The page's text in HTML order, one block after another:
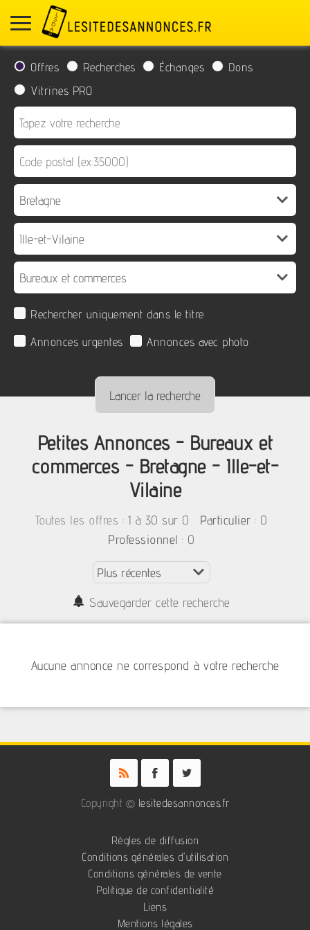
Offres Recherches Échanges
Dons
Vitrines PRO
Rechercher uniquement dans le titre
Annonces urgentes
Annonces avec photo
Petites Annonces - Bureaux et
commerces - Bretagne - Ille-et-
Vilaine
Toutes les offres : 1 à 30 sur 0 Particulier : 0
Professionnel : 0
Sauvegarder cette recherche
Aucune annonce ne correspond à votre recherche
Copyright © lesitedesannonces.fr
Règles de diffusion
Conditions générales d'utilisation
Conditions générales de vente
Politique de confidentialité
Liens
Mentions légales